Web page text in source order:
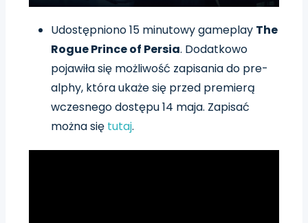
Udostępniono 15 minutowy gameplay The
Rogue Prince of Persia. Dodatkowo
pojawiła się możliwość zapisania do pre-
alphy, która ukaże się przed premierą
wczesnego dostępu 14 maja. Zapisać
można się tutaj.